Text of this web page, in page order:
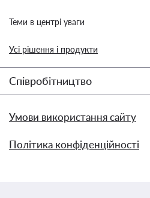
Теми в центрі уваги
Усі рішення і продукти
Співробітництво
Умови використання сайту
Політика конфіденційності